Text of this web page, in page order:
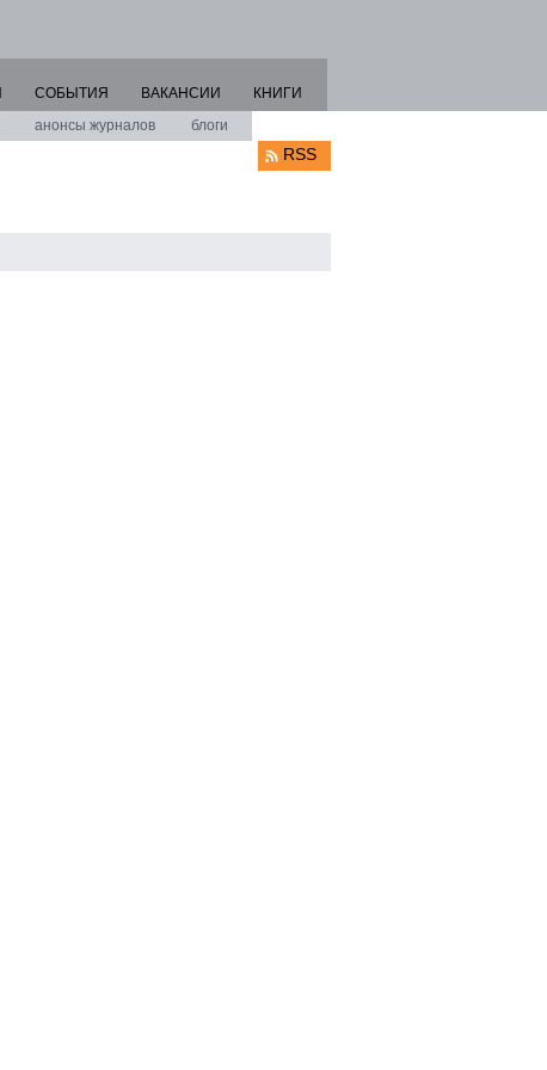
анонсы журналов блоги
СОБЫТИЯ ВАКАНСИИ КНИГИ
RSS